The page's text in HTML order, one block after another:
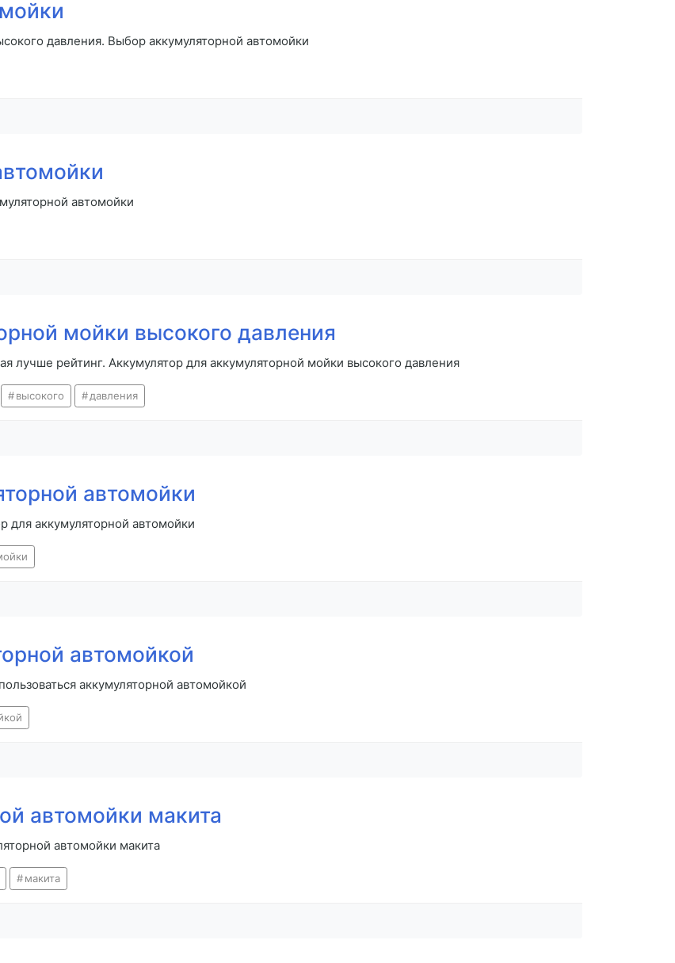
давления. Выбор аккумуляторной автомойки
автомойки
мойки высокого давления
лучше рейтинг. Аккумулятор для аккумуляторной мойки высокого давления
высокого давления
автомойки
для аккумуляторной автомойки
автомойкой
аккумуляторной автомойкой
автомойки макита
автомойки макита
макита